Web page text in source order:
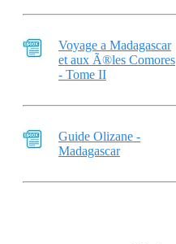
Voyage a Madagascar
et aux Ã®les Comores
- Tome II
Guide Olizane -
Madagascar